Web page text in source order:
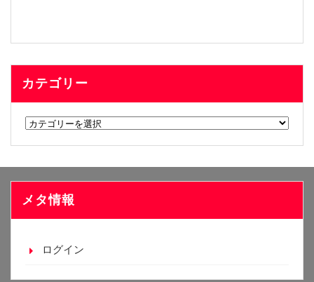
カテゴリー
カ
リ
ー
メタ情報
ログイン